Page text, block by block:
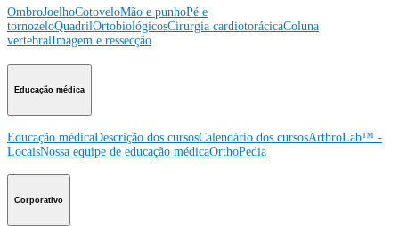
OmbroJoelhoCotoveloMão e punhoPé e
tornozeloQuadrilOrtobiológicosCirurgia cardiotorácicaColuna
vertebralImagem e ressecção
Educação médica
Educação médicaDescrição dos cursosCalendário dos cursosArthroLab™ -
LocaisNossa equipe de educação médicaOrthoPedia
Corporativo